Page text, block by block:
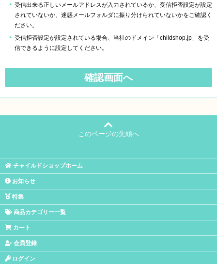
受信出来る正しいメールアドレスが入力されているか、受信拒否設定が設定
されていないか、迷惑メールフォルダに振り分けられていないかをご確認く
ださい。
受信拒否設定が設定されている場合、当社のドメイン「childshop.jp」を受
信できるように設定してください。
このページの先頭へ
チャイルドショップホーム
お知らせ
特集
商品カテゴリー一覧
カート
会員登録
ログイン